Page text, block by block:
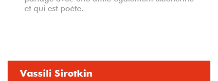
et qui est poète.
Vassili Sirotkin